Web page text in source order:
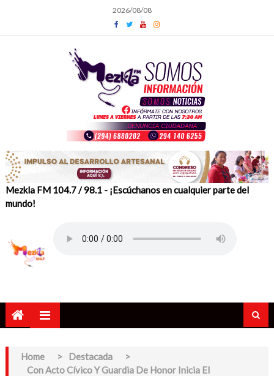
content
2026/08/08
Mezkla FM 104.7 / 98.1 - ¡Escúchanos en cualquier parte del
mundo!
Home > Destacada
>
Con Acto Cívico Y Guardia De Honor Inicia El